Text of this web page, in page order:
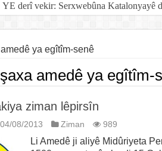
YE derî vekir: Serxwebûna Katalonyayê
ya egîtîm-senê
şaxa amedê ya egîtîm-
ziman lêpirsîn
04/08/2013 Ziman 989
Li Amedê ji aliyê Midûriyeta